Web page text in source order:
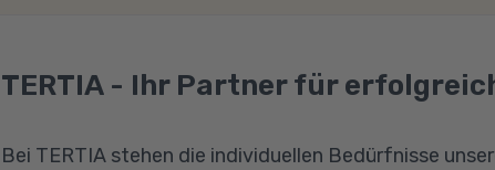
TERTIA - Ihr Partner für
Bei TERTIA stehen die individuellen Bedürfnisse